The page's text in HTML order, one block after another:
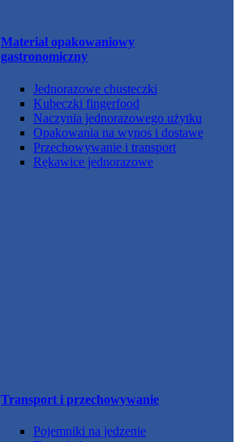
Materiał opakowaniowy
gastronomiczny
Jednorazowe chusteczki
Kubeczki fingerfood
Naczynia jednorazowego użytku
Opakowania na wynos i dostawę
Przechowywanie i transport
Rękawice jednorazowe
Transport i przechowywanie
Pojemniki na jedzenie